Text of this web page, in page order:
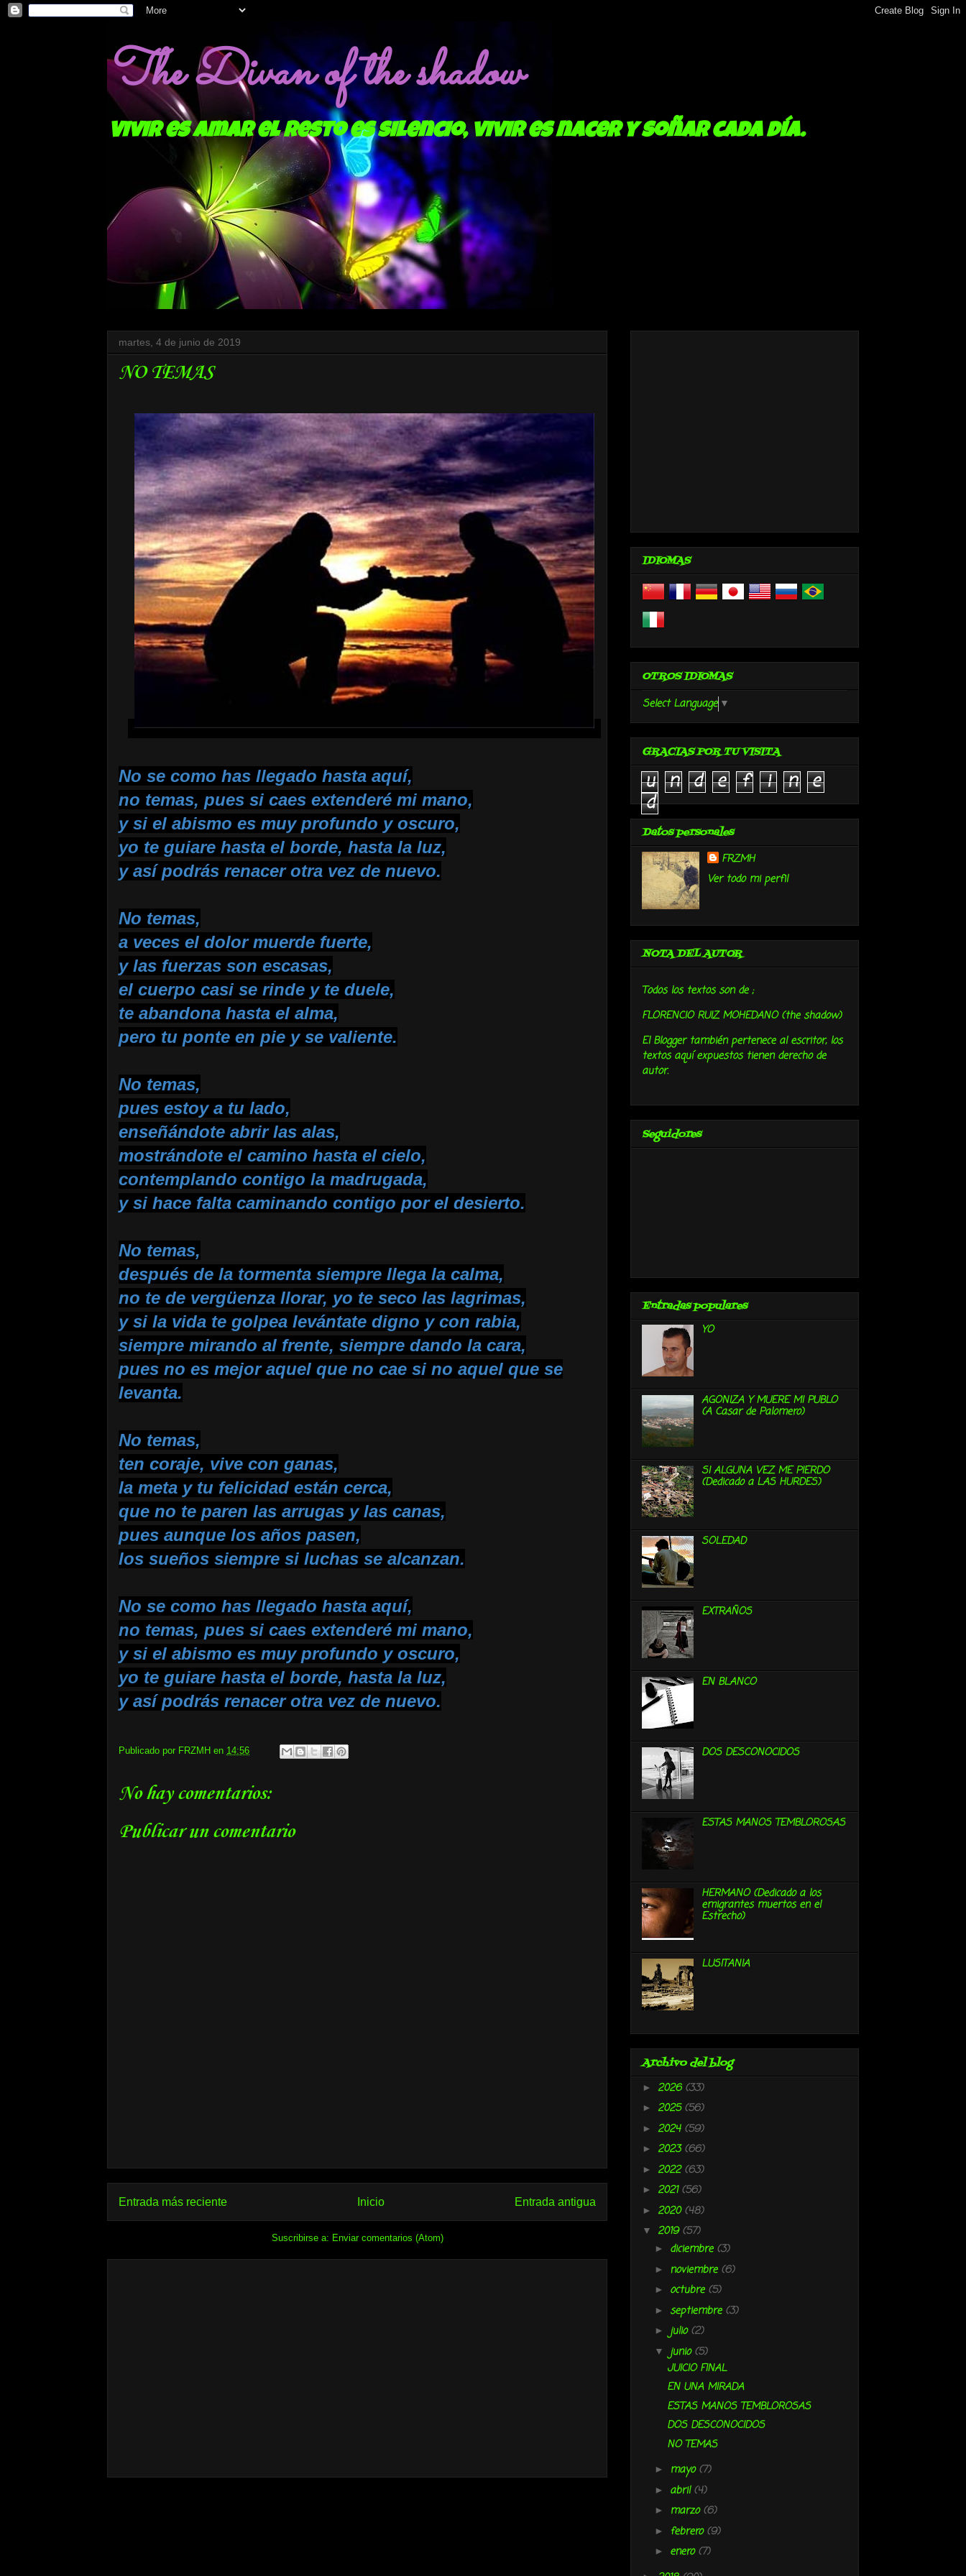
The Divan of the shadow
Vivir es amar el resto es silencio, vivir es nacer y soñar cada día.
martes, 4 de junio de 2019
NO TEMAS
No se como has llegado hasta aquí,
no temas, pues si caes extenderé mi mano,
y si el abismo es muy profundo y oscuro,
yo te guiare hasta el borde, hasta la luz,
y así podrás renacer otra vez de nuevo.
No temas,
a veces el dolor muerde fuerte,
y las fuerzas son escasas,
el cuerpo casi se rinde y te duele,
te abandona hasta el alma,
pero tu ponte en pie y se valiente.
No temas,
pues estoy a tu lado,
enseñándote abrir las alas,
mostrándote el camino hasta el cielo,
contemplando contigo la madrugada,
y si hace falta caminando contigo por el desierto.
No temas,
después de la tormenta siempre llega la calma,
no te de vergüenza llorar, yo te seco las lagrimas,
y si la vida te golpea levántate digno y con rabia,
siempre mirando al frente, siempre dando la cara,
pues no es mejor aquel que no cae si no aquel que se
levanta.
No temas,
ten coraje, vive con ganas,
la meta y tu felicidad están cerca,
que no te paren las arrugas y las canas,
pues aunque los años pasen,
los sueños siempre si luchas se alcanzan.
No se como has llegado hasta aquí,
no temas, pues si caes extenderé mi mano,
y si el abismo es muy profundo y oscuro,
yo te guiare hasta el borde, hasta la luz,
y así podrás renacer otra vez de nuevo.
Publicado por FRZMH en 14:56
No hay comentarios:
Publicar un comentario
Entrada más reciente Entrada antigua
Inicio
Suscribirse a: Enviar comentarios (Atom)
IDIOMAS
OTROS IDIOMAS
Select Language ▼
GRACIAS POR TU VISITA
u n d e f i n e
d
Datos personales
FRZMH
Ver todo mi perfil
NOTA DEL AUTOR
Todos los textos son de ;
FLORENCIO RUIZ MOHEDANO (the shadow)
El Blogger también pertenece al escritor, los
textos aquí expuestos tienen derecho de
autor.
Seguidores
Entradas populares
YO
AGONIZA Y MUERE MI PUBLO
(A Casar de Palomero)
SI ALGUNA VEZ ME PIERDO
(Dedicado a LAS HURDES)
SOLEDAD
EXTRAÑOS
EN BLANCO
DOS DESCONOCIDOS
ESTAS MANOS TEMBLOROSAS
HERMANO (Dedicado a los
emigrantes muertos en el
Estrecho)
LUSITANIA
Archivo del blog
► 2026 (33)
► 2025(56)
► 2024 (59)
► 2023(66)
► 2022(63)
► 2021(56)
► 2020(48)
▼ 2019(57)
► diciembre (3)
► noviembre (6)
► octubre (5)
► septiembre (3)
► julio(2)
▼ junio(5)
JUICIO FINAL
EN UNA MIRADA
ESTAS MANOS TEMBLOROSAS
DOS DESCONOCIDOS
NO TEMAS
► mayo(7)
► abril(4)
► marzo(6)
► febrero(9)
► enero(7)